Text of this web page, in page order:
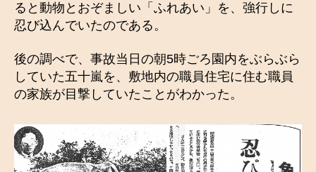
ると動物とおぞましい「ふれあい」を、強行しに
忍び込んでいたのである。
後の調べで、事故当日の朝5時ごろ園内をぶらぶら
していた五十嵐を、敷地内の職員住宅に住む職員
の家族が目撃していたことがわかった。